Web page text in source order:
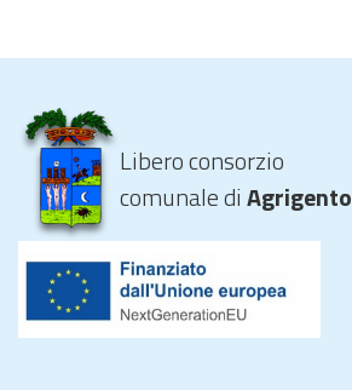
Libero consorzio
comunale diAgrigento